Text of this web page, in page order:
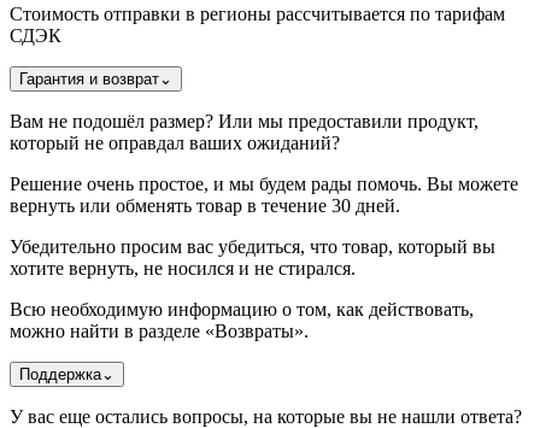
Стоимость отправки в регионы рассчитывается по тарифам
СДЭК
Гарантия и возврат⌄
Вам не подошёл размер? Или мы предоставили продукт,
который не оправдал ваших ожиданий?
Решение очень простое, и мы будем рады помочь. Вы можете
вернуть или обменять товар в течение 30 дней.
Убедительно просим вас убедиться, что товар, который вы
хотите вернуть, не носился и не стирался.
Всю необходимую информацию о том, как действовать,
можно найти в разделе «Возвраты».
Поддержка⌄
У вас еще остались вопросы, на которые вы не нашли ответа?